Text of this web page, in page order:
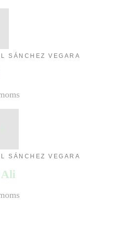
SÁNCHEZ VEGARA
SÁNCHEZ VEGARA
Ali